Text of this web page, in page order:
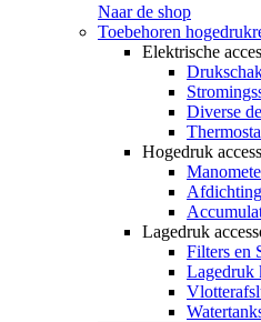
Naar de shop
Toebehoren
Elektrische
Diverse
Hogedruk
Lagedruk
Filters en
Lagedruk